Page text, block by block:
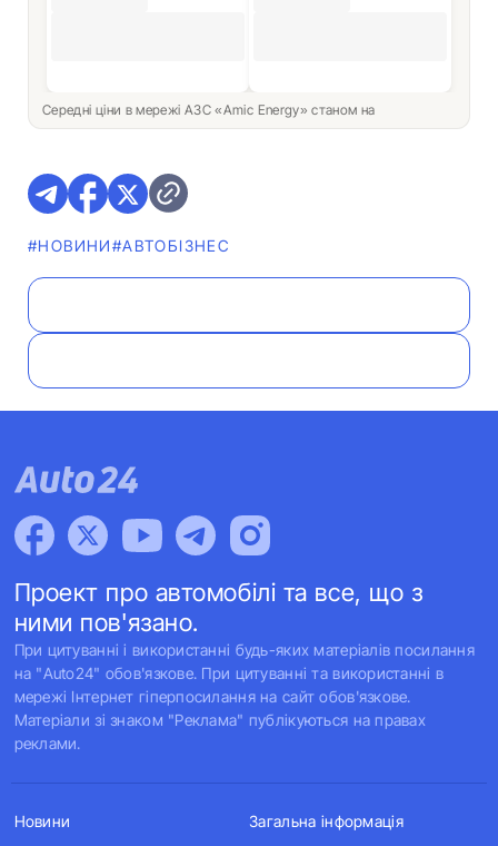
Середні ціни в мережі АЗС «Amic Energy» станом на
#НОВИНИ#АВТОБІЗНЕС
Проект про автомобілі та все, що з
ними пов'язано.
При цитуванні і використанні будь-яких матеріалів посилання
на "Auto24" обов'язкове. При цитуванні та використанні в
мережі Інтернет гіперпосилання на сайт обов'язкове.
Матеріали зі знаком "Реклама" публікуються на правах
реклами.
Новини Загальна інформація